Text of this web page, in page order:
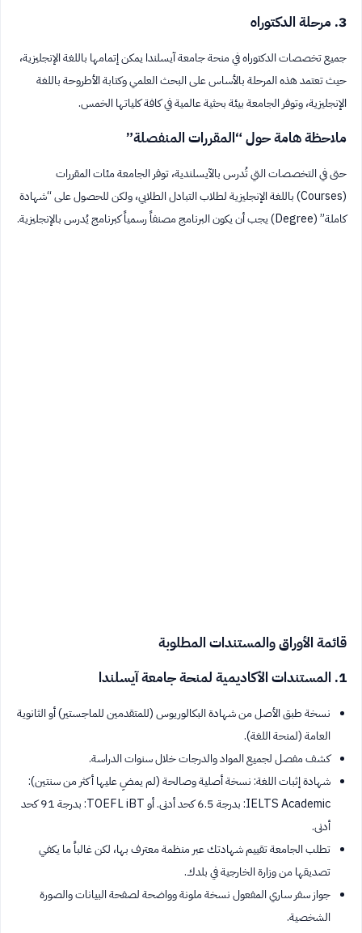
3. مرحلة الدكتوراه
جميع تخصصات الدكتوراه في منحة جامعة آيسلندا يمكن إتمامها باللغة الإنجليزية،
حيث تعتمد هذه المرحلة بالأساس على البحث العلمي وكتابة الأطروحة باللغة
الإنجليزية، وتوفر الجامعة بيئة بحثية عالمية في كافة كلياتها الخمس.
ملاحظة هامة حول “المقررات المنفصلة”
حتى في التخصصات التي تُدرس بالآيسلندية، توفر الجامعة مئات المقررات
(Courses) باللغة الإنجليزية لطلاب التبادل الطلابي، ولكن للحصول على “شهادة
كاملة” (Degree) يجب أن يكون البرنامج مصنفاً رسمياً كبرنامج يُدرس بالإنجليزية.
قائمة الأوراق والمستندات المطلوبة
1. المستندات الأكاديمية لمنحة جامعة آيسلندا
نسخة طبق الأصل من شهادة البكالوريوس (للمتقدمين للماجستير) أو الثانوية
العامة (لمنحة اللغة).
كشف مفصل لجميع المواد والدرجات خلال سنوات الدراسة.
شهادة إثبات اللغة: نسخة أصلية وصالحة (لم يمضِ عليها أكثر من سنتين):
IELTS Academic: بدرجة 6.5 كحد أدنى. أو TOEFL iBT: بدرجة 91 كحد
أدنى.
تطلب الجامعة تقييم شهادتك عبر منظمة معترف بها، لكن غالباً ما يكفي
تصديقها من وزارة الخارجية في بلدك.
جواز سفر ساري المفعول نسخة ملونة وواضحة لصفحة البيانات والصورة
الشخصية.